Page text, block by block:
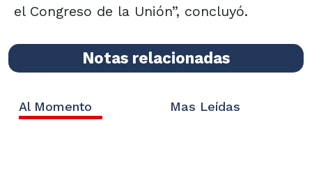
el Congreso de la Unión”, concluyó.
Notas relacionadas
Al Momento Mas Leídas